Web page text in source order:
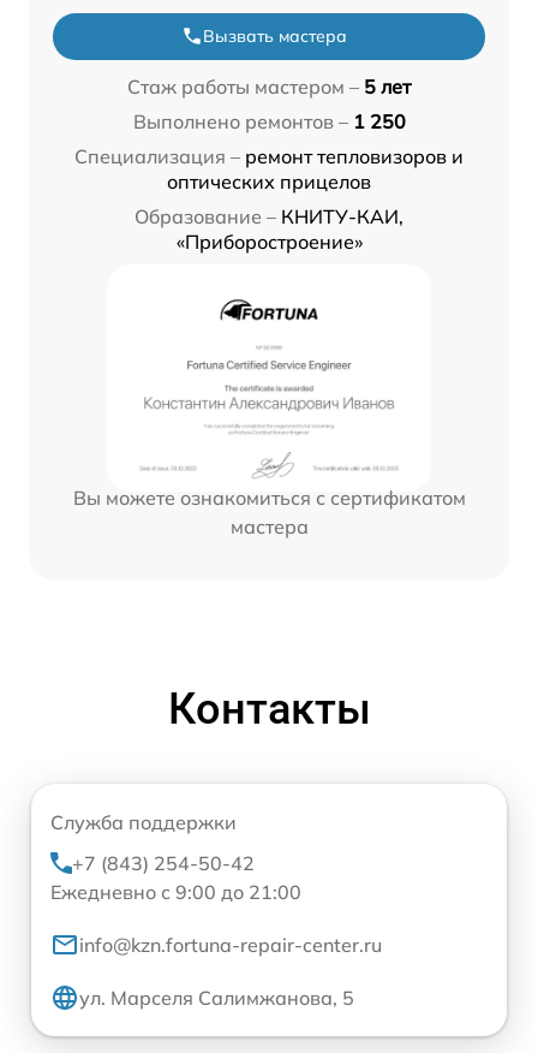
Вызвать мастера
Стаж работы мастером – 5 лет
Выполнено ремонтов – 1 250
Специализация – ремонт тепловизоров и
оптических прицелов
Образование – КНИТУ-КАИ,
«Приборостроение»
Вы можете ознакомиться с сертификатом
мастера
Контакты
Служба поддержки
+7 (843) 254-50-42
Ежедневно с 9:00 до 21:00
info@kzn.fortuna-repair-center.ru
ул. Марселя Салимжанова, 5